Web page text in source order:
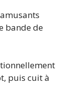
bande de
puis cuit à